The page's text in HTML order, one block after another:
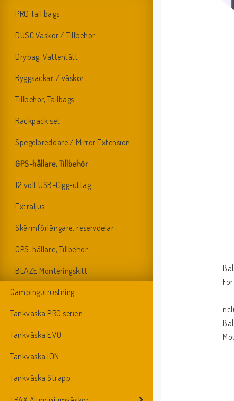
PRO Tail bags
DUSC Väskor / Tillbehör
Drybag, Vattentätt
Ryggsäckar / väskor
Tillbehör, Tailbags
Rackpack set
Spegelbreddare / Mirror Extension
GPS-hållare, Tillbehör
12 volt USB-Cigg-uttag
Extraljus
Skärmförlängare, reservdelar
GPS-hållare, Tillbehör
BLAZE Monteringskitt
Campingutrustning
Tankväska PRO serien
Tankväska EVO
Tankväska ION
Tankväska Strapp